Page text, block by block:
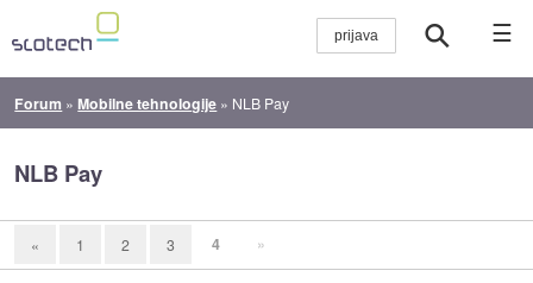
☰
Forum »Mobilne tehnologije » NLB Pay
NLB Pay
« 1 2 3 4 »